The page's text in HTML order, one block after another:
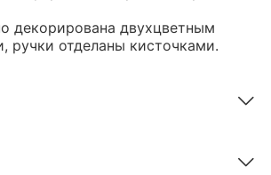
декорирована двухцветным
ручки отделаны кисточками.